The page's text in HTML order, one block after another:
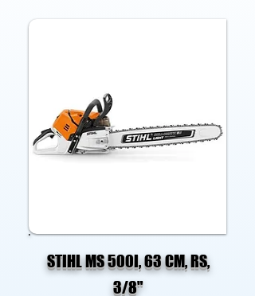
STIHL MS 500I, 63 CM, RS,
3/8"